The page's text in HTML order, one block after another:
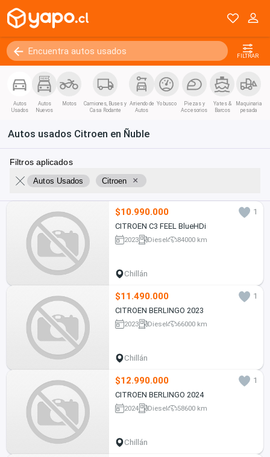
FILTRAR
Autos
Usados
Autos
Nuevos
Motos
Camiones, Buses y
Casa Rodante
Arriendo de
Autos
Yo busco
Piezas y
Accesorios
Yates &
Barcos
Maquinaria
pesada
Autos usados Citroen en Ñuble
Filtros aplicados
Autos Usados Citroen ×
$10.990.000
1
CITROEN C3 FEEL BlueHDi
2023 Diesel 84000 km
Chillán
$11.490.000
1
CITROEN BERLINGO 2023
2023 Diesel 66000 km
Chillán
$12.990.000
1
CITROEN BERLINGO 2024
2024 Diesel 58600 km
Chillán